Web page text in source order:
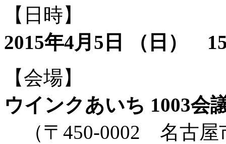
【日時】
2015年4月5日 （日）
【会場】
ウインクあいち 1003会
（〒450-0002 名古屋